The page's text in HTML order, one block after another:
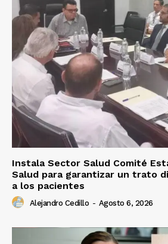
Instala Sector Salud Comité
Salud para garantizar un trato
a los pacientes
Alejandro Cedillo - Agosto 6, 2026